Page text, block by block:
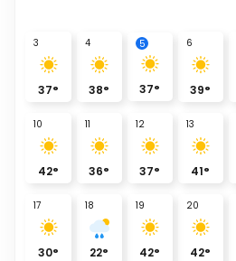
3
37°
4
38°
5
37°
6
39°
10
42°
11
36°
12
37°
13
41°
17
30°
18
22°
19
42°
20
42°